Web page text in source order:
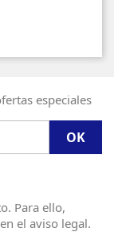
especiales
Para ello,
el aviso legal.